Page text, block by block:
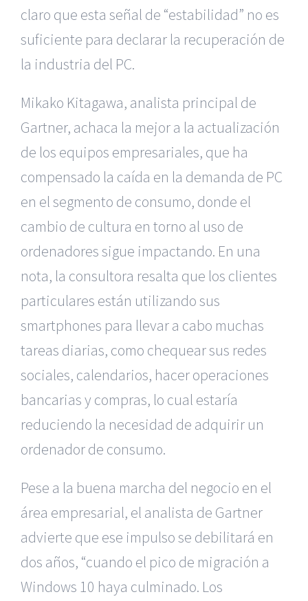
claro que esta señal de “estabilidad” no es
suficiente para declarar la recuperación de
la industria del PC.
Mikako Kitagawa, analista principal de
Gartner, achaca la mejor a la actualización
de los equipos empresariales, que ha
compensado la caída en la demanda de PC
en el segmento de consumo, donde el
cambio de cultura en torno al uso de
ordenadores sigue impactando. En una
nota, la consultora resalta que los clientes
particulares están utilizando sus
smartphones para llevar a cabo muchas
tareas diarias, como chequear sus redes
sociales, calendarios, hacer operaciones
bancarias y compras, lo cual estaría
reduciendo la necesidad de adquirir un
ordenador de consumo.
Pese a la buena marcha del negocio en el
área empresarial, el analista de Gartner
advierte que ese impulso se debilitará en
dos años, “cuando el pico de migración a
Windows 10 haya culminado. Los